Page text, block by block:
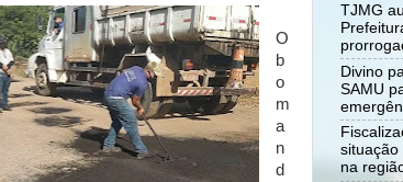
O
b
o
m
a
n
d
TJMG
Divino
SAMU
situação
na